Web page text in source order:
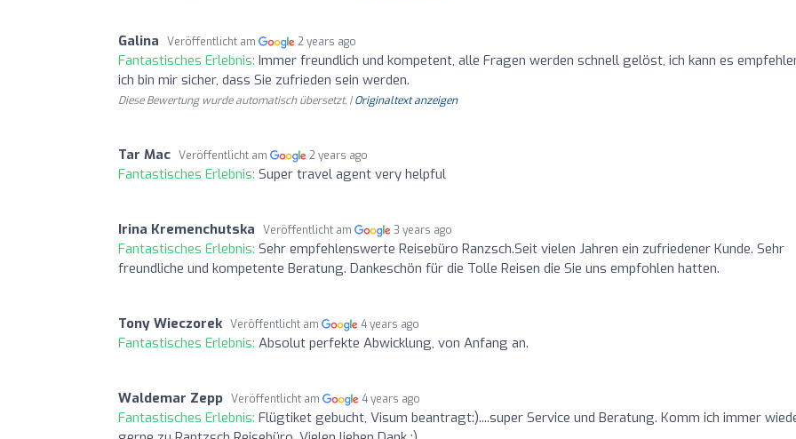
Galina Veröffentlicht am 2 years ago
Fantastisches Erlebnis: Immer freundlich und kompetent, alle Fragen werden schnell gelöst, ich kann es
ich bin mir sicher, dass Sie zufrieden sein werden.
Diese Bewertung wurde automatisch übersetzt. |Originaltext anzeigen
Tar Mac Veröffentlicht am 2 years ago
Fantastisches Erlebnis: Super travel agent very helpful
Irina Kremenchutska Veröffentlicht am 3 years ago
Fantastisches Erlebnis: Sehr empfehlenswerte Reisebüro Ranzsch.Seit vielen Jahren ein zufriedener Kunde. Sehr
freundliche und kompetente Beratung. Dankeschön für die Tolle Reisen die Sie uns empfohlen hatten.
Tony Wieczorek Veröffentlicht am 4 years ago
Fantastisches Erlebnis: Absolut perfekte Abwicklung, von Anfang an.
Waldemar Zepp Veröffentlicht am 4 years ago
Fantastisches Erlebnis: Flügtiket gebucht, Visum beantragt:)....super Service und Beratung. Komm ich immer